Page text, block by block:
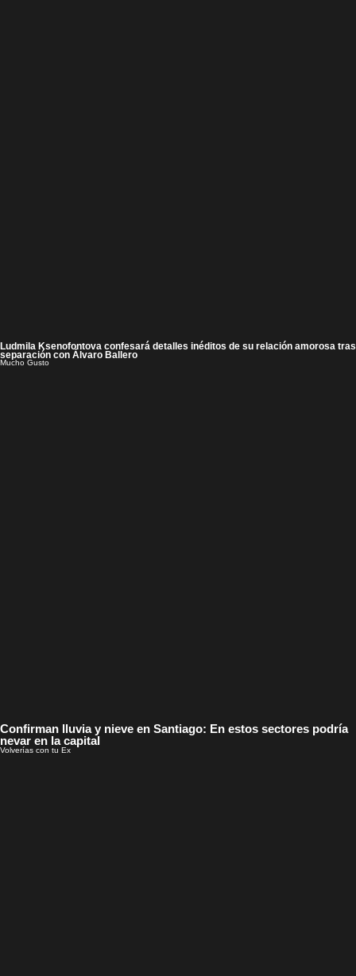
Ludmila Ksenofontova confesará detalles inéditos de su relación amorosa tras
separación con Álvaro Ballero
Mucho Gusto
Confirman lluvia y nieve en Santiago: En estos sectores podría
nevar en la capital
Volverías con tu Ex